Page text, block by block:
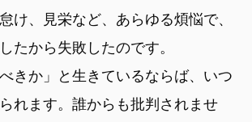
け、見栄など、あらゆる煩悩で、
たから失敗したのです。
きか」と生きているならば、いつ
れます。誰からも批判されませ